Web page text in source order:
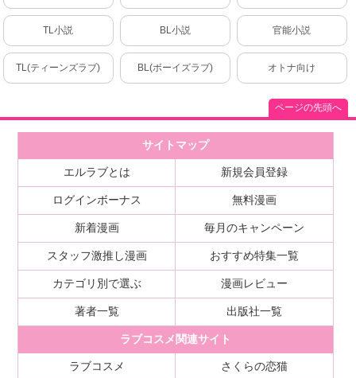
TL小説 BL小説 官能小説
TL(ティーンズラブ) BL(ボーイズラブ) オトナ向け
ページの先頭へ
サイトマップ
エルラブとは 新規会員登録
ログインボーナス 無料漫画
新着漫画 毎月のキャンペーン
スタッフ激推し漫画 おすすめ特集一覧
カテゴリ別で選ぶ 漫画レビュー
著者一覧 出版社一覧
ラブコスメ関連サイト
ラブコスメ さくらの恋猫